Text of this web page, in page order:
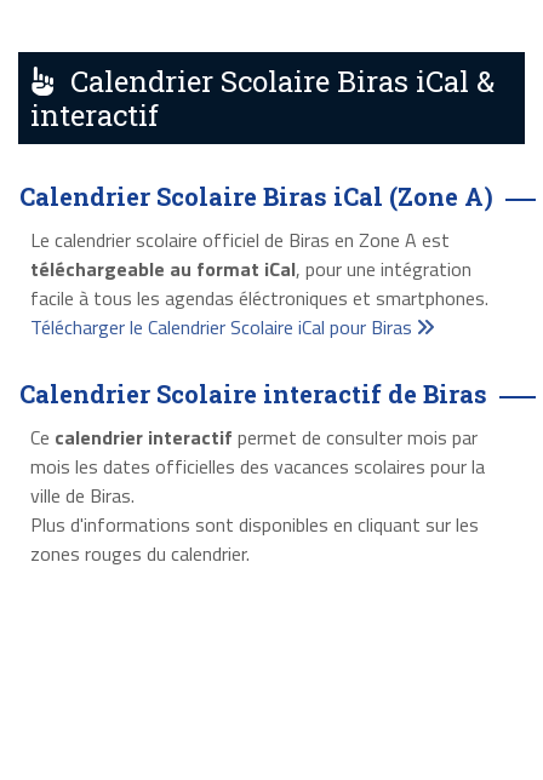
Calendrier Scolaire Biras iCal &
interactif
Calendrier Scolaire Biras iCal (Zone A)
Le calendrier scolaire officiel de Biras en Zone A est
téléchargeable au format iCal, pour une intégration
facile à tous les agendas éléctroniques et smartphones.
Télécharger le Calendrier Scolaire iCal pour Biras
Calendrier Scolaire interactif de Biras
Ce calendrier interactif permet de consulter mois par
mois les dates officielles des vacances scolaires pour la
ville de Biras.
Plus d'informations sont disponibles en cliquant sur les
zones rouges du calendrier.